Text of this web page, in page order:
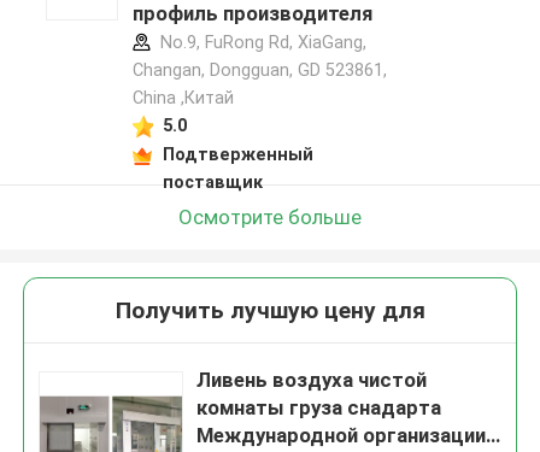
профиль производителя
No.9, FuRong Rd, XiaGang,
Changan, Dongguan, GD 523861,
China ,Китай
5.0
Подтверженный
поставщик
Осмотрите больше
Получить лучшую цену для
Ливень воздуха чистой
комнаты груза снадарта
Международной организации